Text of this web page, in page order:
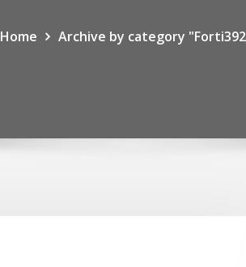
Home Archive by category